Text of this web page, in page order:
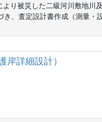
り被災した二級河川敷地川
き、査定設計書作成（測量・
詳細設計）